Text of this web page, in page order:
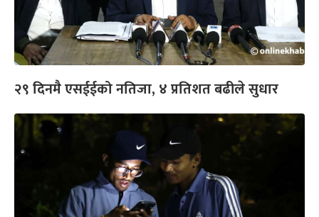
२९ दिनमै एसईईको नतिजा, ४ प्रतिशत बढीले सुधार